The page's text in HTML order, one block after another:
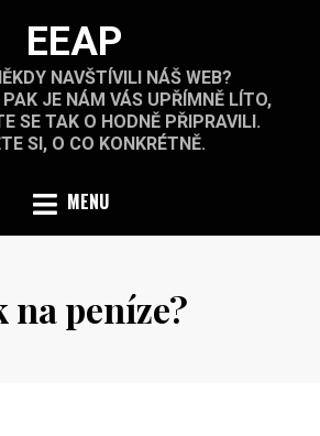
EEAP
NAVŠTÍVILI NÁŠ WEB?
JE NÁM VÁS UPŘÍMNĚ LÍTO,
SE TAK O HODNĚ PŘIPRAVILI.
SI, O CO KONKRÉTNĚ.
MENU
na peníze?